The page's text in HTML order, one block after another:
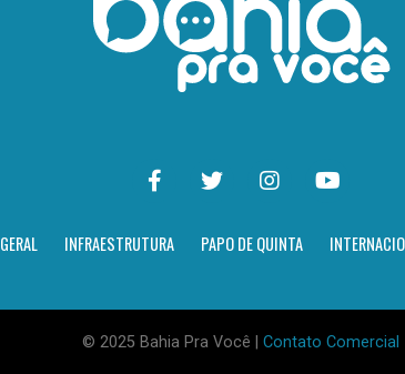
GERAL INFRAESTRUTURA PAPO DE QUINTA
© 2025 Bahia Pra Você | Contato Comercial